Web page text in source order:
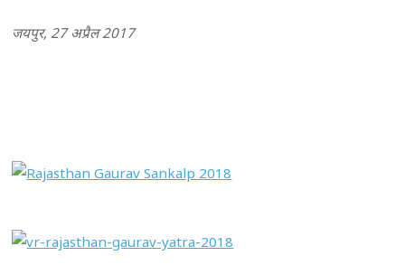
जयपुर, 27 अप्रैल 2017